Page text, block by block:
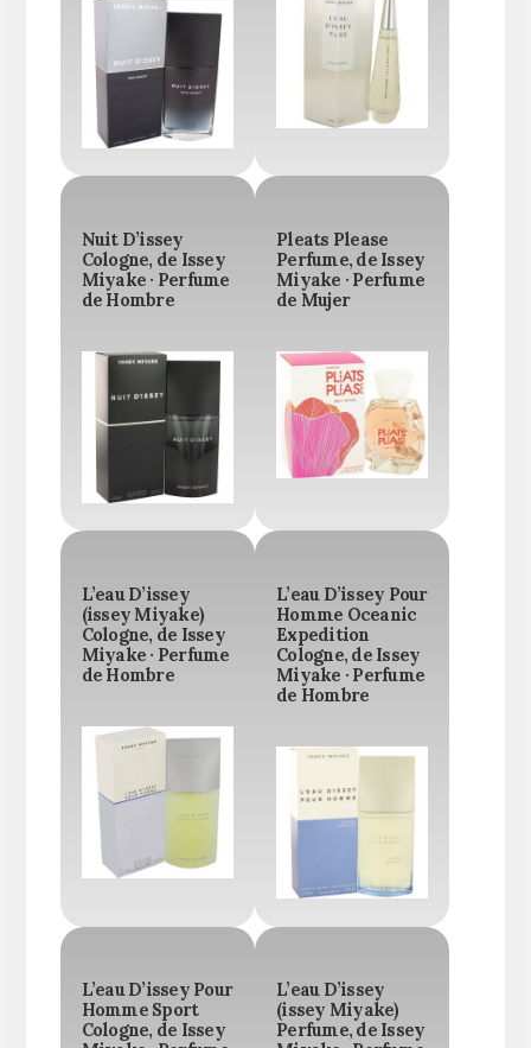
Nuit D’issey
Cologne, de Issey
Miyake · Perfume
de Hombre
Pleats Please
Perfume, de Issey
Miyake · Perfume
de Mujer
L’eau D’issey
(issey Miyake)
Cologne, de Issey
Miyake · Perfume
de Hombre
L’eau D’issey Pour
Homme Oceanic
Expedition
Cologne, de Issey
Miyake · Perfume
de Hombre
L’eau D’issey Pour
Homme Sport
Cologne, de Issey
L’eau D’issey
(issey Miyake)
Perfume, de Issey